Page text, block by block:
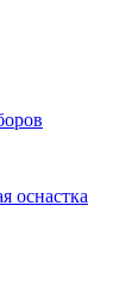
оснастка